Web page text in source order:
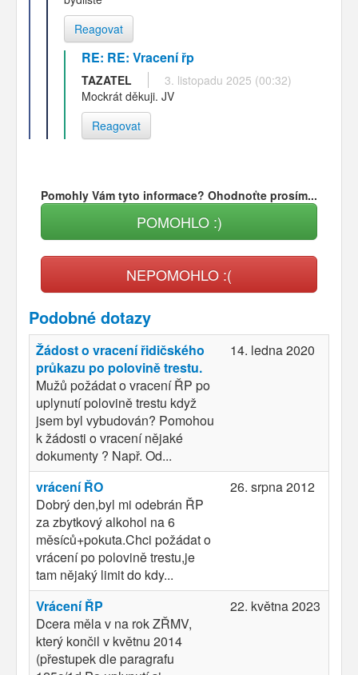
Reagovat
RE: RE: Vracení řp
TAZATEL
3. listopadu 2025 (00:32)
Mockrát děkuji. JV
Reagovat
Pomohly Vám tyto informace? Ohodnoťte prosím...
POMOHLO :)
NEPOMOHLO :(
Podobné dotazy
Žádost o vracení řidičského
průkazu po polovině trestu.
Mužů požádat o vracení ŘP po
uplynutí polovině trestu když
jsem byl vybudován? Pomohou
k žádosti o vracení nějaké
dokumenty ? Např. Od...
14. ledna 2020
vrácení ŘO
Dobrý den,byl mi odebrán ŘP
za zbytkový alkohol na 6
měsíců+pokuta.Chci požádat o
vrácení po polovině trestu,je
tam nějaký limit do kdy...
26. srpna 2012
Vrácení ŘP
Dcera měla v na rok ZŘMV,
který končil v květnu 2014
(přestupek dle paragrafu
22. května 2023